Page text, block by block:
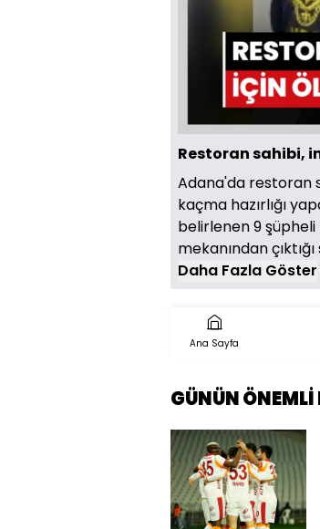
Restoran sahibi,
Adana'da restoran
kaçma hazırlığı
belirlenen 9
mekanından
Daha Fazla Göster
Ana Sayfa
GÜNÜN